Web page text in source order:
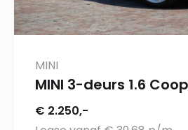
MINI
MINI 3-deurs 1.6
€ 2.250,-